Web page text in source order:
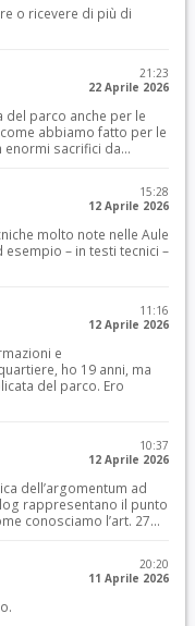
o ricevere di più di
21:23
22 Aprile 2026
del parco anche per le
abbiamo fatto per le
enormi sacrifici da...
15:28
12 Aprile 2026
molto note nelle Aule
– in testi tecnici –
11:16
12 Aprile 2026
e
ho 19 anni, ma
del parco. Ero
10:37
12 Aprile 2026
dell’argomentum ad
rappresentano il punto
conosciamo l’art. 27...
20:20
11 Aprile 2026